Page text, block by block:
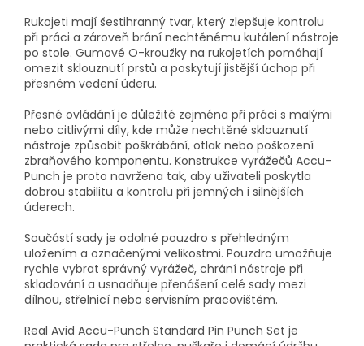
Rukojeti mají šestihranný tvar, který zlepšuje kontrolu
při práci a zároveň brání nechtěnému kutálení nástroje
po stole. Gumové O-kroužky na rukojetích pomáhají
omezit sklouznutí prstů a poskytují jistější úchop při
přesném vedení úderu.
Přesné ovládání je důležité zejména při práci s malými
nebo citlivými díly, kde může nechtěné sklouznutí
nástroje způsobit poškrábání, otlak nebo poškození
zbraňového komponentu. Konstrukce vyrážečů Accu-
Punch je proto navržena tak, aby uživateli poskytla
dobrou stabilitu a kontrolu při jemných i silnějších
úderech.
Součástí sady je odolné pouzdro s přehledným
uložením a označenými velikostmi. Pouzdro umožňuje
rychle vybrat správný vyrážeč, chrání nástroje při
skladování a usnadňuje přenášení celé sady mezi
dílnou, střelnicí nebo servisním pracovištěm.
Real Avid Accu-Punch Standard Pin Punch Set je